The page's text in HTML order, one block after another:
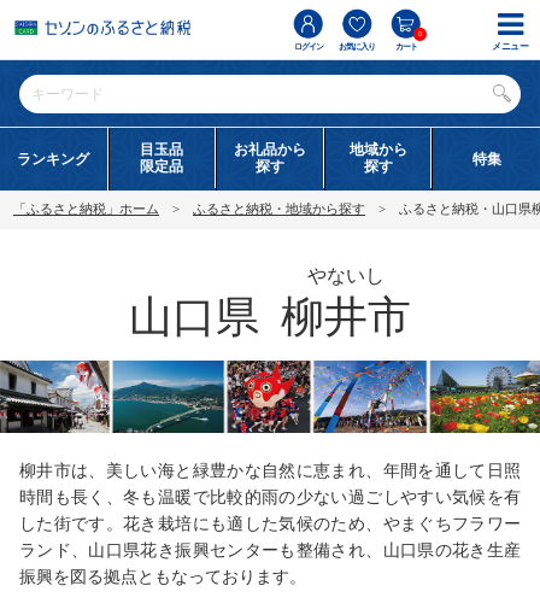
ログイン お気に入り カート
0
ランキング
目玉品
限定品
お礼品から
探す
地域から
探す
特集
「ふるさと納税」ホーム ふるさと納税・地域から探す ふるさと納税・山口県
山口県 柳井市
やないし
柳井市は、美しい海と緑豊かな自然に恵まれ、年間を通して日照
時間も長く、冬も温暖で比較的雨の少ない過ごしやすい気候を有
した街です。花き栽培にも適した気候のため、やまぐちフラワー
ランド、山口県花き振興センターも整備され、山口県の花き生産
振興を図る拠点ともなっております。
メニュー